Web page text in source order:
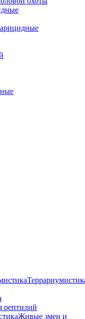
рептилий
Живые змеи и